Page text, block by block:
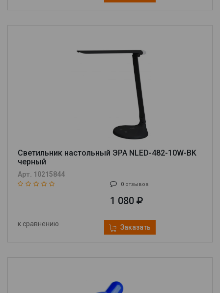
Светильник настольный ЭРА NLED-482-10W-BK
черный
Арт. 10215844
0 отзывов
1 080
к сравнению Заказать